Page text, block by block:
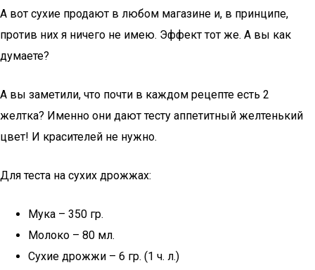
А вот сухие продают в любом магазине и, в принципе,
против них я ничего не имею. Эффект тот же. А вы как
думаете?
А вы заметили, что почти в каждом рецепте есть 2
желтка? Именно они дают тесту аппетитный желтенький
цвет! И красителей не нужно.
Для теста на сухих дрожжах:
Мука – 350 гр.
Молоко – 80 мл.
Сухие дрожжи – 6 гр. (1 ч. л.)